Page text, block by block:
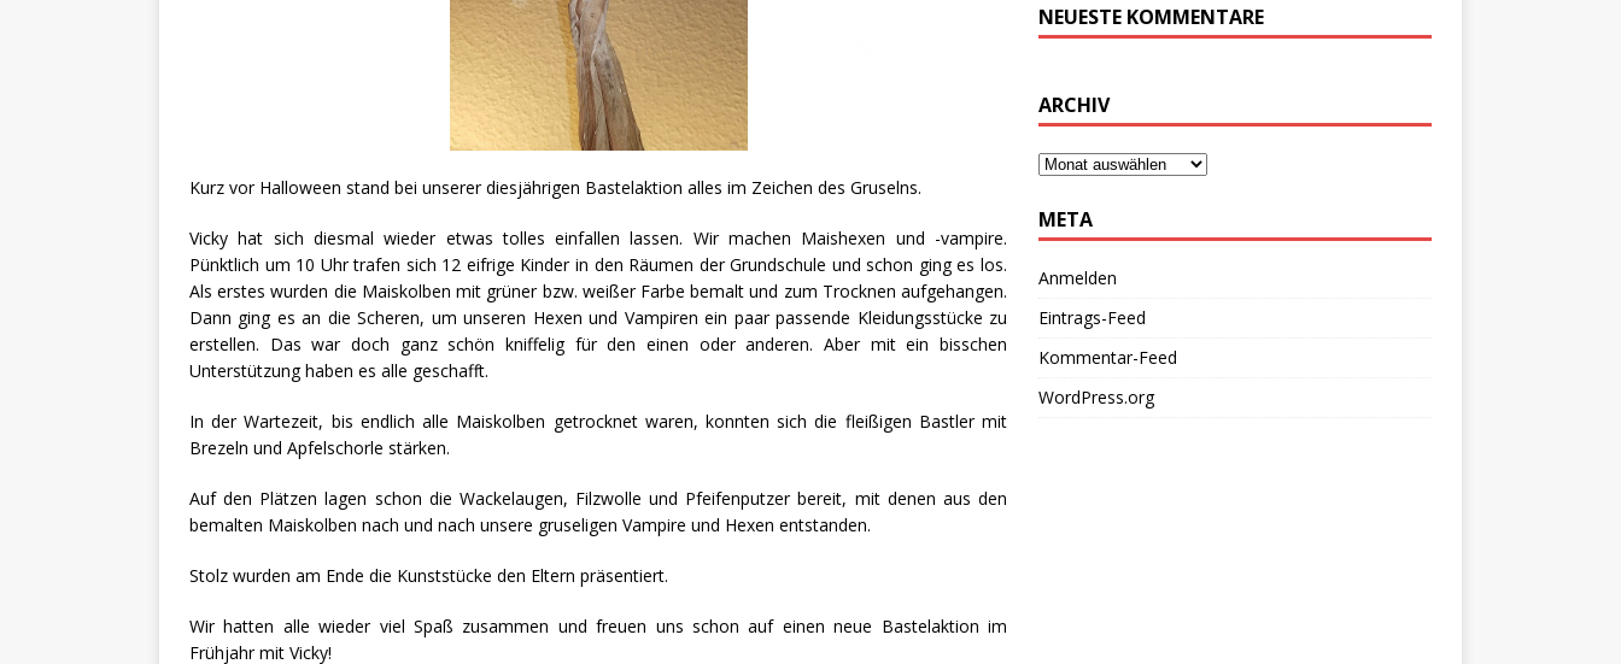
❅
Kurz vor Halloween stand bei unserer diesjährigen Bastelaktion alles im Zeichen des Gruselns.
Vicky hat sich diesmal wieder etwas tolles einfallen lassen. Wir machen Maishexen und -vampire.
Pünktlich um 10 Uhr trafen sich 12 eifrige Kinder in den Räumen der Grundschule und schon ging es los.
Als erstes wurden die Maiskolben mit grüner bzw. weißer Farbe bemalt und zum Trocknen aufgehangen.
Dann ging es an die Scheren, um unseren Hexen und Vampiren ein paar passende Kleidungsstücke zu
erstellen. Das war doch ganz schön kniffelig für den einen oder anderen. Aber mit ein bisschen
Unterstützung haben es alle geschafft.
In der Wartezeit, bis endlich alle Maiskolben getrocknet waren, konnten sich die fleißigen Bastler mit
Brezeln und Apfelschorle stärken.
Auf den Plätzen lagen schon die Wackelaugen, Filzwolle und Pfeifenputzer bereit, mit denen aus den
bemalten Maiskolben nach und nach unsere gruseligen Vampire und Hexen entstanden.
Stolz wurden am Ende die Kunststücke den Eltern präsentiert.
Wir hatten alle wieder viel Spaß zusammen und freuen uns schon auf einen neue Bastelaktion im
Frühjahr mit Vicky!
NEUESTE KOMMENTARE
ARCHIV
META
Anmelden
Eintrags-Feed
Kommentar-Feed
WordPress.org